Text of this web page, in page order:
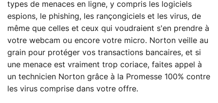
types de menaces en ligne, y compris les logiciels
espions, le phishing, les rançongiciels et les virus, de
même que celles et ceux qui voudraient s'en prendre à
votre webcam ou encore votre micro. Norton veille au
grain pour protéger vos transactions bancaires, et si
une menace est vraiment trop coriace, faites appel à
un technicien Norton grâce à la Promesse 100% contre
les virus comprise dans votre offre.